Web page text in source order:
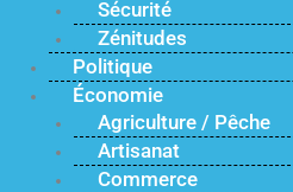
Sécurité
Zénitudes
Politique
Économie
Agriculture / Pêche
Artisanat
Commerce